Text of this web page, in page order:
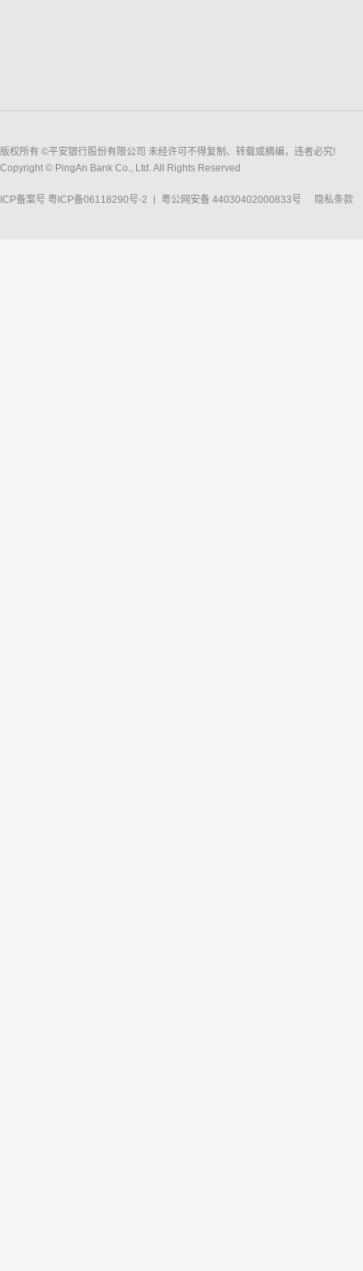
版权所有 ©平安银行股份有限公司 未经许可不得复制、转载或摘编，违者必究!
Copyright © PingAn Bank Co., Ltd. All Rights Reserved
ICP备案号 粤ICP备06118290号-2 粤公网安备 44030402000833号 隐私条款